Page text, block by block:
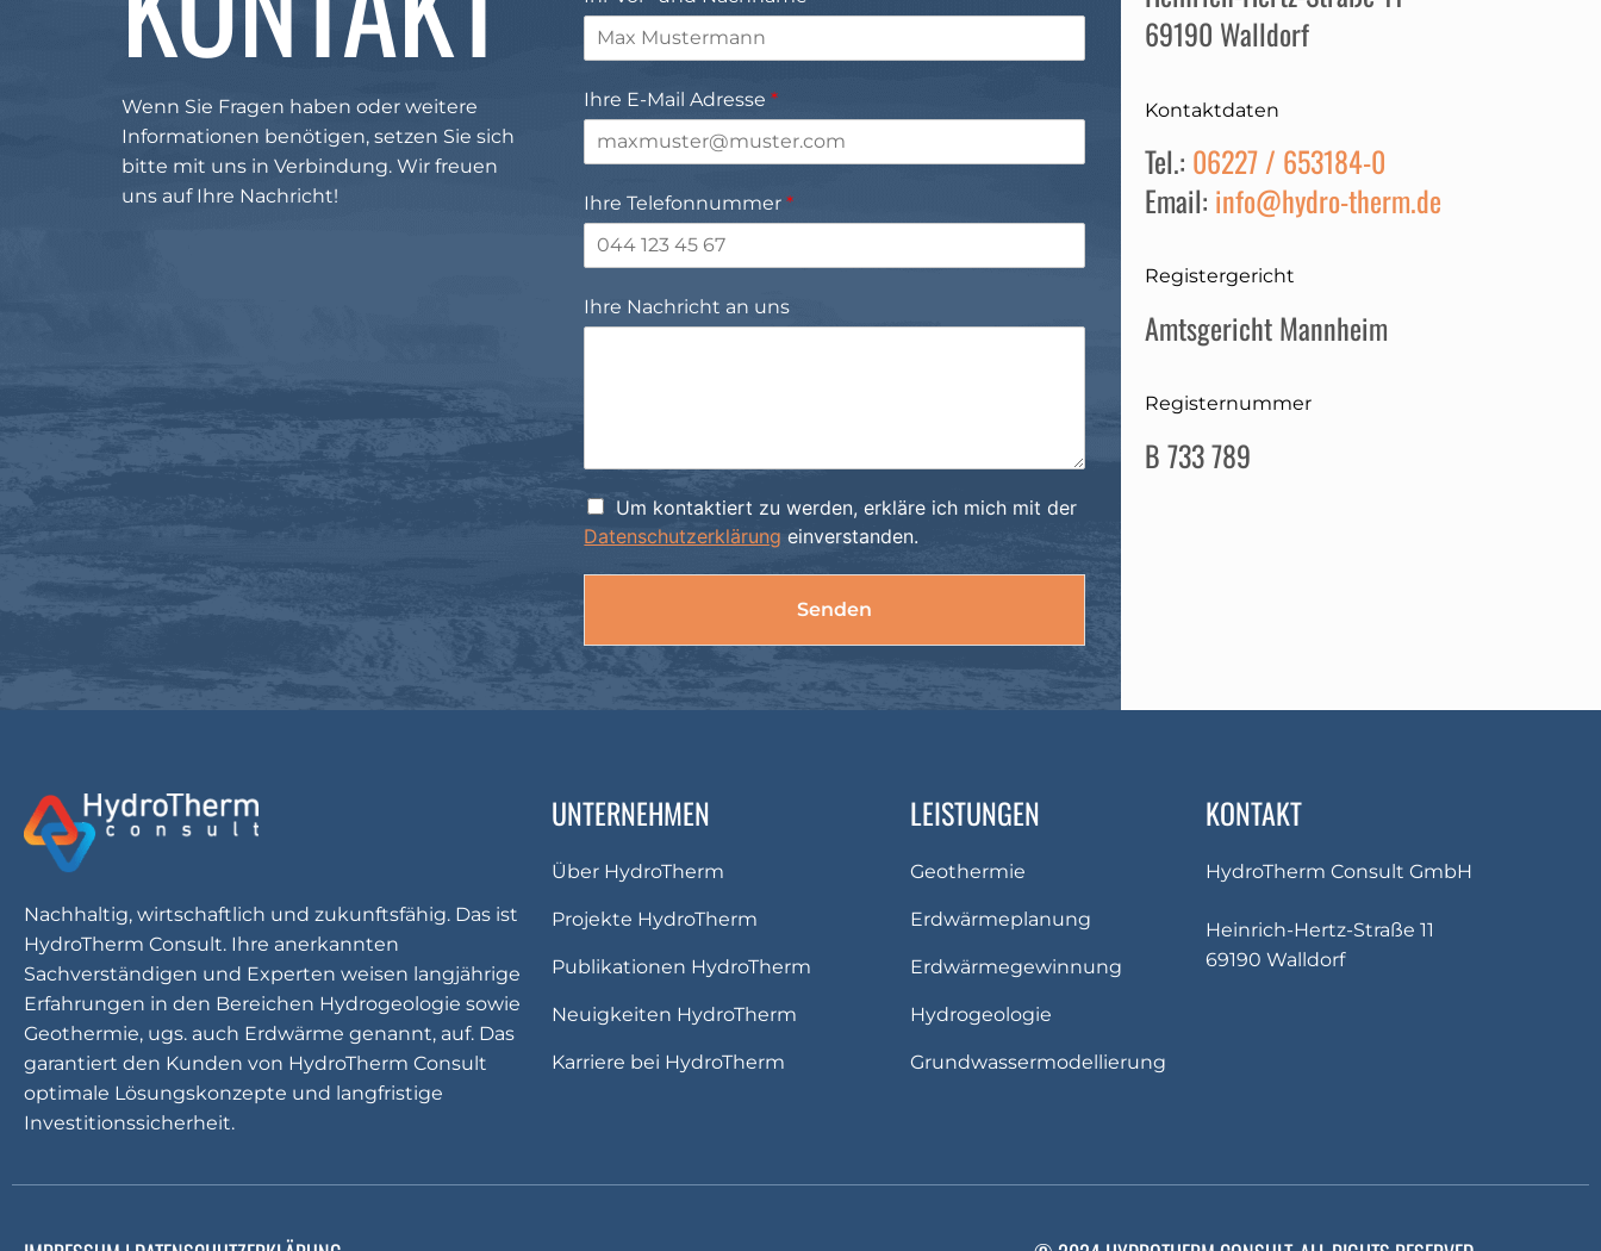
Wenn Sie Fragen haben oder weitere
Informationen benötigen, setzen Sie sich
bitte mit uns in Verbindung. Wir freuen
uns auf Ihre Nachricht!
Ihre E-Mail Adresse*
Ihre Telefonnummer*
Ihre Nachricht an uns
D
a
h
z
r
l
ä
u
g
Um kontaktiert zu werden, erkläre ich mich mit der
Datenschutzerklärung einverstanden.
Senden
69190 Walldorf
Kontaktdaten
Tel.: 06227 / 653184-0
Email: info@hydro-therm.de
Registergericht
Amtsgericht Mannheim
Registernummer
B 733 789
Nachhaltig, wirtschaftlich und zukunftsfähig. Das ist
HydroTherm Consult. Ihre anerkannten
Sachverständigen und Experten weisen langjährige
Erfahrungen in den Bereichen Hydrogeologie sowie
Geothermie, ugs. auch Erdwärme genannt, auf. Das
garantiert den Kunden von HydroTherm Consult
optimale Lösungskonzepte und langfristige
Investitionssicherheit.
UNTERNEHMEN
Über HydroTherm
Projekte HydroTherm
Publikationen HydroTherm
Neuigkeiten HydroTherm
Karriere bei HydroTherm
LEISTUNGEN
Geothermie
Erdwärmeplanung
Erdwärmegewinnung
Hydrogeologie
Grundwassermodellierung
KONTAKT
HydroTherm Consult GmbH
Heinrich-Hertz-Straße 11
69190 Walldorf